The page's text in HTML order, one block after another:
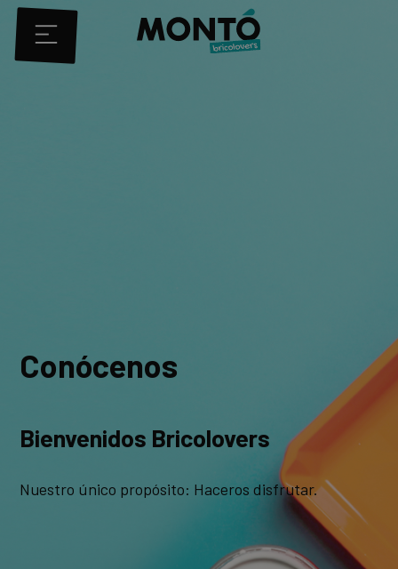
Conócenos
Bienvenidos Bricolovers
Nuestro único propósito: Haceros disfrutar.